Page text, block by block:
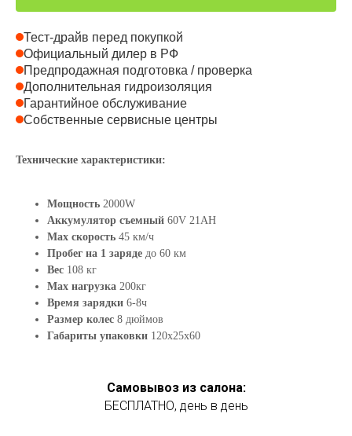
Тест-драйв перед покупкой
Официальный дилер в РФ
Предпродажная подготовка / проверка
Дополнительная гидроизоляция
Гарантийное обслуживание
Собственные сервисные центры
Технические характеристики:
Мощность 2000W
Аккумулятор съемный 60V 21AH
Max скорость 45 км/ч
Пробег на 1 заряде до 60 км
Вес 108 кг
Max нагрузка 200кг
Время зарядки 6-8ч
Размер колес 8 дюймов
Габариты упаковки 120х25х60
Самовывоз из салона:
БЕСПЛАТНО, день в день